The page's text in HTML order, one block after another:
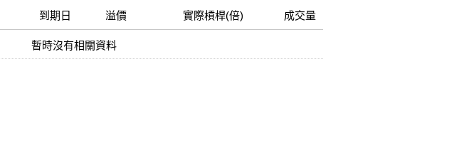
到期日 溢價 實際槓桿(倍) 成交量
暫時沒有相關資料